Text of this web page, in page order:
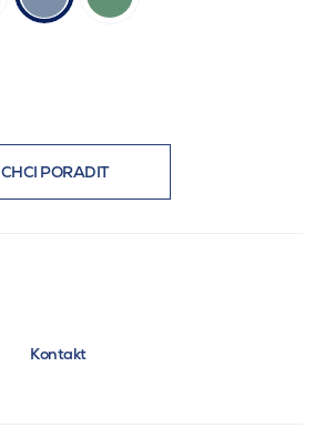
CHCI PORADIT
Kontakt